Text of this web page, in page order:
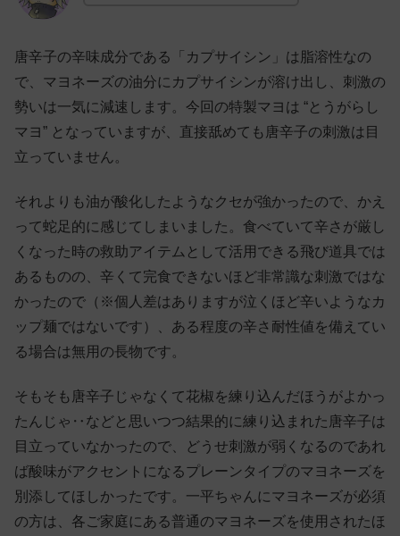
唐辛子の辛味成分である「カプサイシン」は脂溶性なの
で、マヨネーズの油分にカプサイシンが溶け出し、刺激の
勢いは一気に減速します。今回の特製マヨは “とうがらし
マヨ” となっていますが、直接舐めても唐辛子の刺激は目
立っていません。
それよりも油が酸化したようなクセが強かったので、かえ
って蛇足的に感じてしまいました。食べていて辛さが厳し
くなった時の救助アイテムとして活用できる飛び道具では
あるものの、辛くて完食できないほど非常識な刺激ではな
かったので（※個人差はありますが泣くほど辛いようなカ
ップ麺ではないです）、ある程度の辛さ耐性値を備えてい
る場合は無用の長物です。
そもそも唐辛子じゃなくて花椒を練り込んだほうがよかっ
たんじゃ‥などと思いつつ結果的に練り込まれた唐辛子は
目立っていなかったので、どうせ刺激が弱くなるのであれ
ば酸味がアクセントになるプレーンタイプのマヨネーズを
別添してほしかったです。一平ちゃんにマヨネーズが必須
の方は、各ご家庭にある普通のマヨネーズを使用されたほ